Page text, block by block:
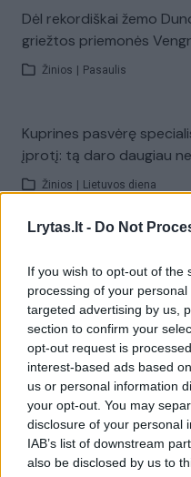
Lrytas.lt - Do Not
If you wish to opt-out of the
processing of your
targeted advertising by us,
section to confirm your
opt-out request is
interest-based ads based
us or personal information
your opt-out. You may
disclosure of your personal
IAB’s list of downstream
also be disclosed by us to
Dėl rekordiškai žemo
griežtos priemonės
Žinios Pasaulis
Kuprines pasvėrę
įprotį: tą daro daugiau
Žinios Lietuvos diena
Žiūrimiausi
Vaizdai iš tragiškos
vaiko gyvybių išgelbėti
Žinios Lietuvos diena